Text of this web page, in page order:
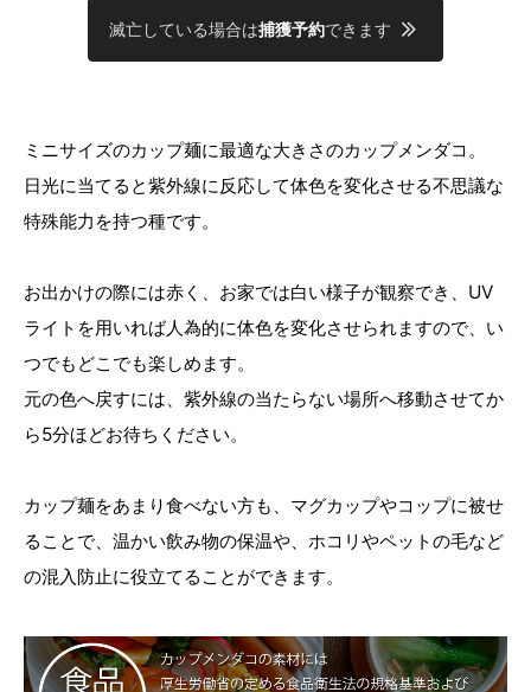
滅亡している場合は捕獲予約できます
ミニサイズのカップ麺に最適な大きさのカップメンダコ。
日光に当てると紫外線に反応して体色を変化させる不思議な
特殊能力を持つ種です。
お出かけの際には赤く、お家では白い様子が観察でき、UV
ライトを用いれば人為的に体色を変化させられますので、い
つでもどこでも楽しめます。
元の色へ戻すには、紫外線の当たらない場所へ移動させてか
ら5分ほどお待ちください。
カップ麺をあまり食べない方も、マグカップやコップに被せ
ることで、温かい飲み物の保温や、ホコリやペットの毛など
の混入防止に役立てることができます。